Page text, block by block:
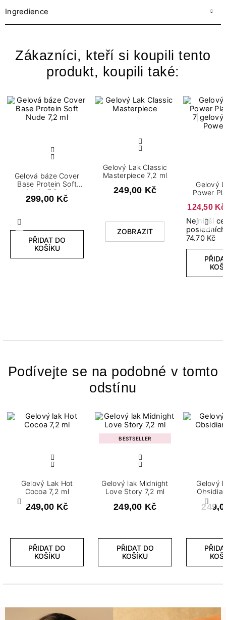
Ingredience
Zákazníci, kteří si koupili tento
produkt, koupili také:
Předchozí Další
Gelová báze Cover
Base Protein Soft
Nude 7,2 ml
299,00 Kč
PŘIDAT DO
KOŠÍKU
Gelový Lak Classic
Masterpiece 7,2 ml
249,00 Kč
ZOBRAZIT
Gelový
Power
124,50 Kč
Nejnižší
74.70 Kč
Podívejte se na podobné v tomto
odstínu
Předchozí Další
Gelový Lak Hot
Cocoa 7,2 ml
249,00 Kč
PŘIDAT DO
KOŠÍKU
BESTSELLER
Gelový lak Midnight
Love Story 7,2 ml
249,00 Kč
PŘIDAT DO
KOŠÍKU
Gelový